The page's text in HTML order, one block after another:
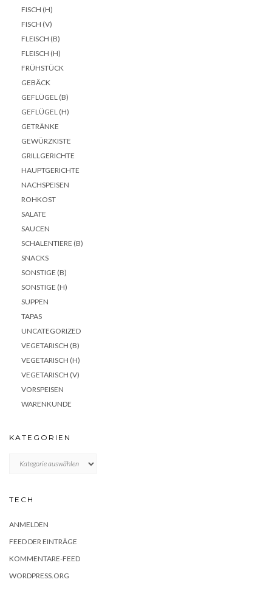
FISCH (H)
FISCH (V)
FLEISCH (B)
FLEISCH (H)
FRÜHSTÜCK
GEBÄCK
GEFLÜGEL (B)
GEFLÜGEL (H)
GETRÄNKE
GEWÜRZKISTE
GRILLGERICHTE
HAUPTGERICHTE
NACHSPEISEN
ROHKOST
SALATE
SAUCEN
SCHALENTIERE (B)
SNACKS
SONSTIGE (B)
SONSTIGE (H)
SUPPEN
TAPAS
UNCATEGORIZED
VEGETARISCH (B)
VEGETARISCH (H)
VEGETARISCH (V)
VORSPEISEN
WARENKUNDE
KATEGORIEN
TECH
ANMELDEN
FEED DER EINTRÄGE
KOMMENTARE-FEED
WORDPRESS.ORG